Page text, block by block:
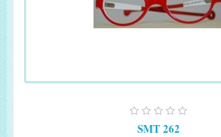
SMT 262